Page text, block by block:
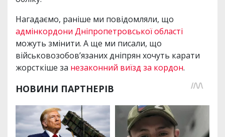
Нагадаємо, раніше ми повідомляли, що
адмінкордони Дніпропетровської області
можуть змінити. А ще ми писали, що
військовозобов’язаних дніпрян хочуть карати
жорсткіше за незаконний виїзд за кордон.